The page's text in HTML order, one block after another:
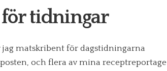
tidningar
matskribent för dagstidningarna
och flera av mina receptreportage